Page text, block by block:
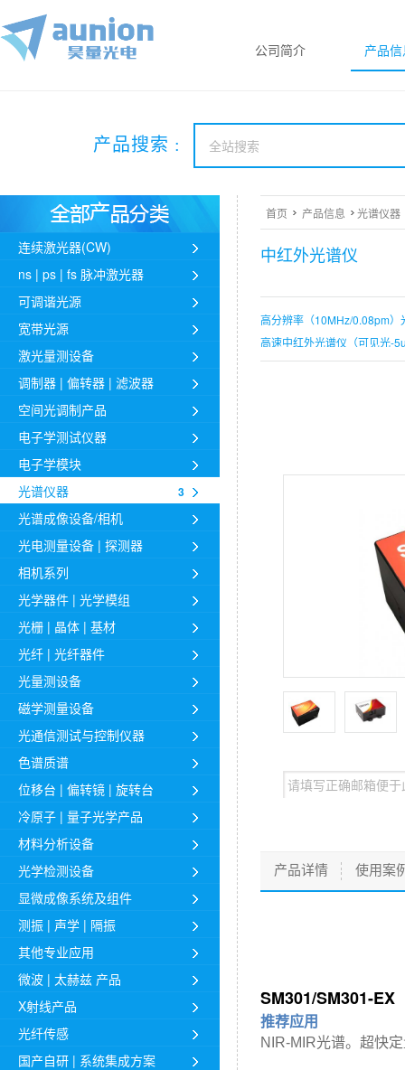
公司简介 产品信
产品搜索 :
连续激光器(CW)
ns | ps | fs 脉冲激光器
可调谐光源
宽带光源
激光量测设备
调制器 | 偏转器 | 滤波器
空间光调制产品
电子学测试仪器
电子学模块
光谱仪器
3
光谱成像设备/相机
光电测量设备 | 探测器
相机系列
光学器件 | 光学模组
光栅 | 晶体 | 基材
光纤 | 光纤器件
光量测设备
磁学测量设备
光通信测试与控制仪器
色谱质谱
位移台 | 偏转镜 | 旋转台
冷原子 | 量子光学产品
材料分析设备
光学检测设备
显微成像系统及组件
测振 | 声学 | 隔振
其他专业应用
微波 | 太赫兹 产品
X射线产品
光纤传感
国产自研 | 系统集成方案
首页 产品信息 光谱仪器
中红外光谱仪
高分辨率（10MHz/0.08pm）
高速中红外光谱仪（可见光-
研究型傅里叶变换红外光谱
产品详情 使用案
SM301/SM301-EX
推荐应用
NIR-MIR光谱。 超快